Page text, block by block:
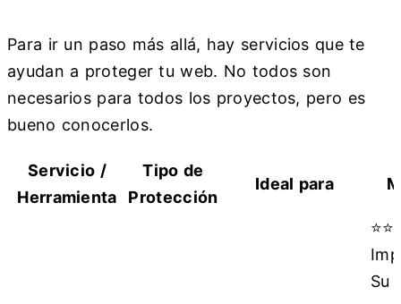
Para ir un paso más allá, hay servicios que te
ayudan a proteger tu web. No todos son
necesarios para todos los proyectos, pero es
bueno conocerlos.
Servicio /
Herramienta
Tipo de
Protección
Ideal para
Su